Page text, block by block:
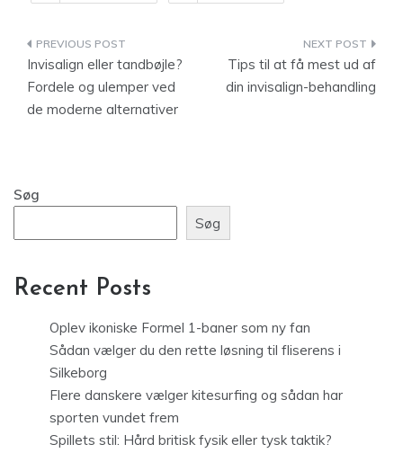
Indlægsnavigation
Invisalign eller tandbøjle?
Fordele og ulemper ved
de moderne alternativer
Tips til at få mest ud af
din invisalign-behandling
Søg
Søg
Recent Posts
Oplev ikoniske Formel 1-baner som ny fan
Sådan vælger du den rette løsning til fliserens i
Silkeborg
Flere danskere vælger kitesurfing og sådan har
sporten vundet frem
Spillets stil: Hård britisk fysik eller tysk taktik?